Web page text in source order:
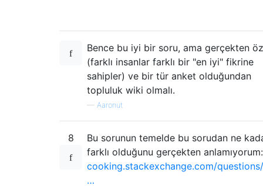
Bence bu iyi bir soru, ama gerçekten
(farklı insanlar farklı bir "en iyi" fikrine
sahipler) ve bir tür anket olduğundan
topluluk wiki olmalı.
— Aaronut
8
Bu sorunun temelde bu sorudan ne
farklı olduğunu gerçekten anlamıyorum:
cooking.stackexchange.com/
…